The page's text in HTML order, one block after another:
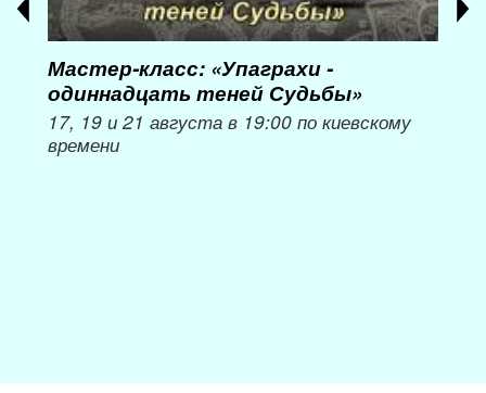
Мастер-класс: «Упаграхи -
одиннадцать теней Судьбы»
17, 19 и 21 августа в 19:00 по киевскому
времени